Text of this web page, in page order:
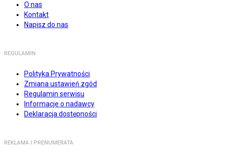
O nas
Kontakt
Napisz do nas
REGULAMIN
Polityka Prywatności
Zmiana ustawień zgód
Regulamin serwisu
Informacje o nadawcy
Deklaracja dostępności
REKLAMA I PRENUMERATA